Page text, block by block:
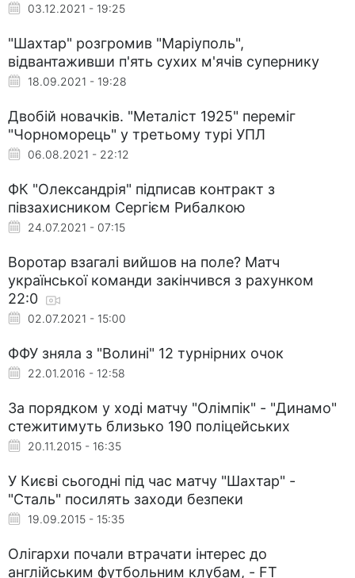
03.12.2021 - 19:25
"Шахтар" розгромив "Маріуполь",
відвантаживши п'ять сухих м'ячів супернику
18.09.2021 - 19:28
Двобій новачків. "Металіст 1925" переміг
"Чорноморець" у третьому турі УПЛ
06.08.2021 - 22:12
ФК "Олександрія" підписав контракт з
півзахисником Сергієм Рибалкою
24.07.2021 - 07:15
Воротар взагалі вийшов на поле? Матч
української команди закінчився з рахунком
22:0
02.07.2021 - 15:00
ФФУ зняла з "Волині" 12 турнірних очок
22.01.2016 - 12:58
За порядком у ході матчу "Олімпік" - "Динамо"
стежитимуть близько 190 поліцейських
20.11.2015 - 16:35
У Києві сьогодні під час матчу "Шахтар" -
"Сталь" посилять заходи безпеки
19.09.2015 - 15:35
Олігархи почали втрачати інтерес до
англійським футбольним клубам, - FT